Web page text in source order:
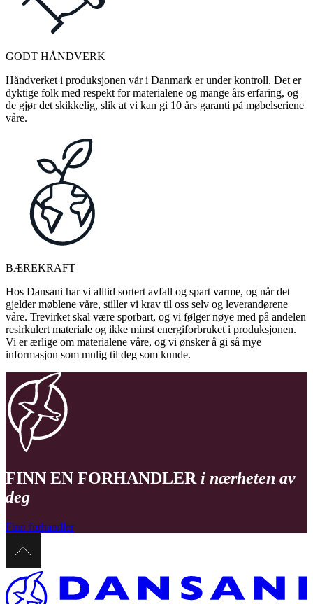
GODT HÅNDVERK
Håndverket i produksjonen vår i Danmark er under kontroll. Det er
dyktige folk med respekt for materialene og mange års erfaring, og
de gjør det skikkelig, slik at vi kan gi 10 års garanti på møbelseriene
våre.
BÆREKRAFT
Hos Dansani har vi alltid sortert avfall og spart varme, og når det
gjelder møblene våre, stiller vi krav til oss selv og leverandørene
våre. Trevirket skal være sporbart, og vi følger nøye med på andelen
resirkulert materiale og ikke minst energiforbruket i produksjonen.
Vi er ærlige om materialene våre, og vi ønsker å gi så mye
informasjon som mulig til deg som kunde.
FINN EN FORHANDLER i nærheten av
deg
Finn forhandler